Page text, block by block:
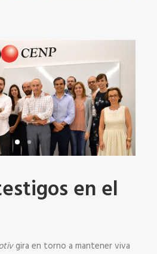
en el
gira en torno a mantener viva